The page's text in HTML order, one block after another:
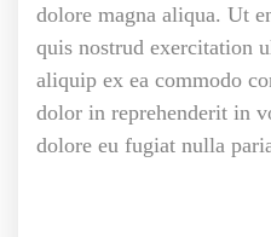
dolore magna aliqua. Ut
quis nostrud exercitation
aliquip ex ea commodo
dolor in reprehenderit in
dolore eu fugiat nulla